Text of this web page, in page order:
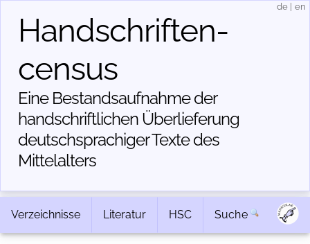
Handschriften­
census
Eine Bestandsaufnahme der
handschriftlichen Über­lieferung
deutschsprachiger Texte des
Mittelalters
de en
Verzeichnisse Literatur HSC Suche